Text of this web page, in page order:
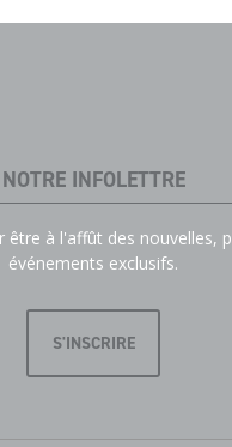
NOTRE INFOLETTRE
être à l'affût des nouvelles,
événements exclusifs.
S'INSCRIRE